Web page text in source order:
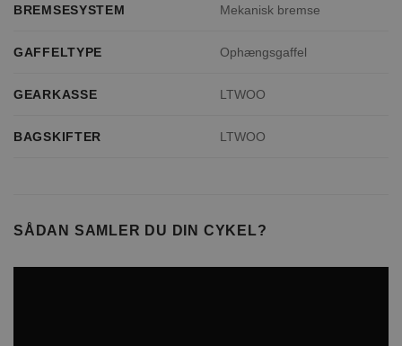
BREMSESYSTEM Mekanisk bremse
GAFFELTYPE Ophængsgaffel
GEARKASSE LTWOO
BAGSKIFTER LTWOO
SÅDAN SAMLER DU DIN CYKEL?